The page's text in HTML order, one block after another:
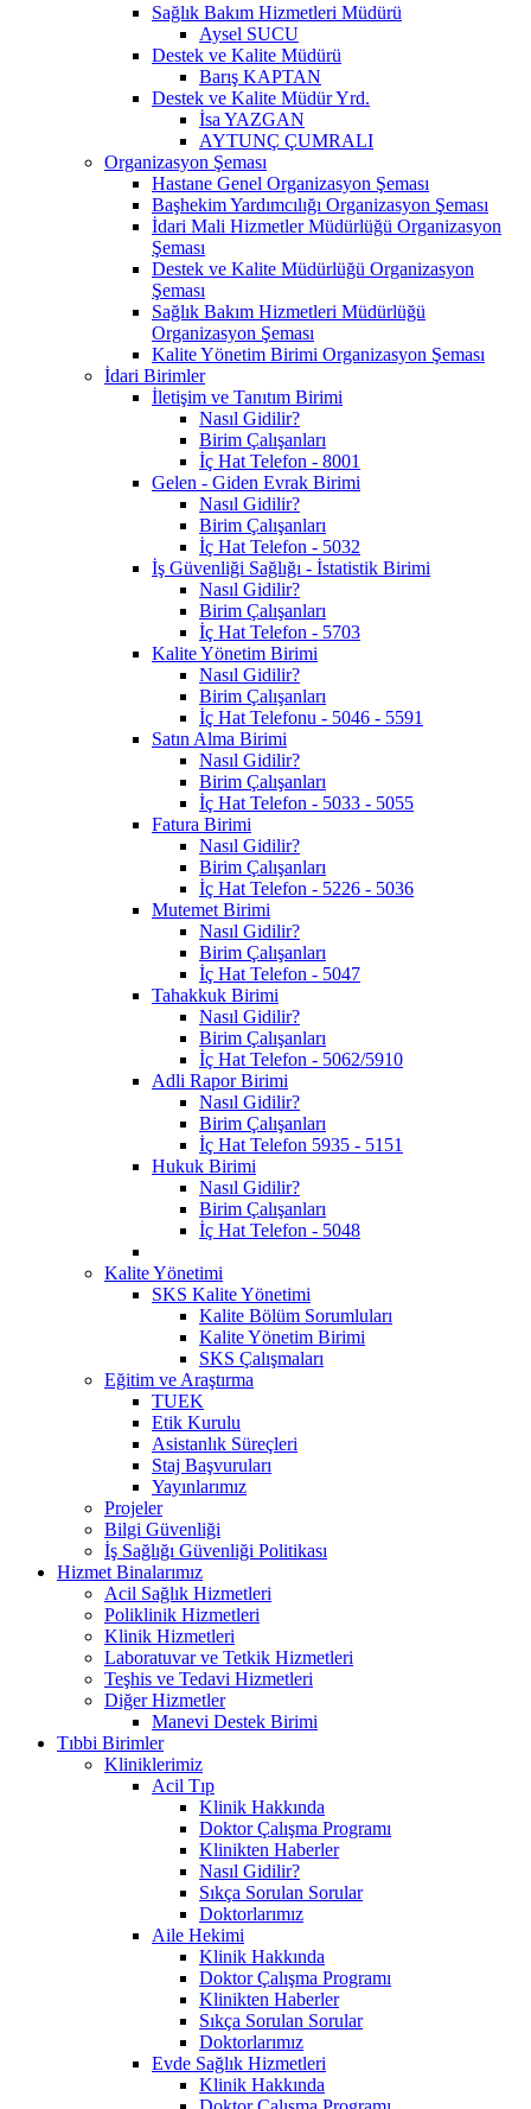
Sağlık Bakım Hizmetleri Müdürü
Aysel SUCU
Destek ve Kalite Müdürü
Barış KAPTAN
Destek ve Kalite Müdür Yrd.
İsa YAZGAN
AYTUNÇ ÇUMRALI
Organizasyon Şeması
Hastane Genel Organizasyon Şeması
Başhekim Yardımcılığı Organizasyon Şeması
İdari Mali Hizmetler Müdürlüğü Organizasyon
Şeması
Destek ve Kalite Müdürlüğü Organizasyon
Şeması
Sağlık Bakım Hizmetleri Müdürlüğü
Organizasyon Şeması
Kalite Yönetim Birimi Organizasyon Şeması
İdari Birimler
İletişim ve Tanıtım Birimi
Nasıl Gidilir?
Birim Çalışanları
İç Hat Telefon - 8001
Gelen - Giden Evrak Birimi
Nasıl Gidilir?
Birim Çalışanları
İç Hat Telefon - 5032
İş Güvenliği Sağlığı - İstatistik Birimi
Nasıl Gidilir?
Birim Çalışanları
İç Hat Telefon - 5703
Kalite Yönetim Birimi
Nasıl Gidilir?
Birim Çalışanları
İç Hat Telefonu - 5046 - 5591
Satın Alma Birimi
Nasıl Gidilir?
Birim Çalışanları
İç Hat Telefon - 5033 - 5055
Fatura Birimi
Nasıl Gidilir?
Birim Çalışanları
İç Hat Telefon - 5226 - 5036
Mutemet Birimi
Nasıl Gidilir?
Birim Çalışanları
İç Hat Telefon - 5047
Tahakkuk Birimi
Nasıl Gidilir?
Birim Çalışanları
İç Hat Telefon - 5062/5910
Adli Rapor Birimi
Nasıl Gidilir?
Birim Çalışanları
İç Hat Telefon 5935 - 5151
Hukuk Birimi
Nasıl Gidilir?
Birim Çalışanları
İç Hat Telefon - 5048
Kalite Yönetimi
SKS Kalite Yönetimi
Kalite Bölüm Sorumluları
Kalite Yönetim Birimi
SKS Çalışmaları
Eğitim ve Araştırma
TUEK
Etik Kurulu
Asistanlık Süreçleri
Staj Başvuruları
Yayınlarımız
Projeler
Bilgi Güvenliği
İş Sağlığı Güvenliği Politikası
Hizmet Binalarımız
Acil Sağlık Hizmetleri
Poliklinik Hizmetleri
Klinik Hizmetleri
Laboratuvar ve Tetkik Hizmetleri
Teşhis ve Tedavi Hizmetleri
Diğer Hizmetler
Manevi Destek Birimi
Tıbbi Birimler
Kliniklerimiz
Acil Tıp
Klinik Hakkında
Doktor Çalışma Programı
Klinikten Haberler
Nasıl Gidilir?
Sıkça Sorulan Sorular
Doktorlarımız
Aile Hekimi
Klinik Hakkında
Doktor Çalışma Programı
Klinikten Haberler
Sıkça Sorulan Sorular
Doktorlarımız
Evde Sağlık Hizmetleri
Klinik Hakkında